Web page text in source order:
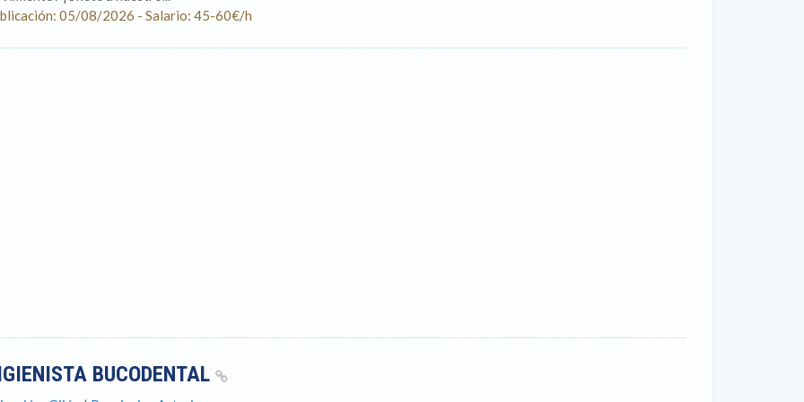
05/08/2026 - Salario: 45-60€/h
BUCODENTAL